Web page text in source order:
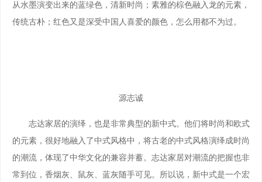
从水墨演变出来的蓝绿色，清新时尚；素雅的棕色融入龙的元素，
传统古朴；红色又是深受中国人喜爱的颜色，怎么用都不为过。
源志诚
志达家居的演绎，也是非常典型的新中式。他们将时尚和欧式
的元素，很好地融入了中式风格中，将古老的中式风格演绎成时尚
的潮流，体现了中华文化的兼容并蓄。志达家居对潮流的把握也非
常到位，香烟灰、鼠灰、蓝灰随手可见。所以说，新中式是一个宏